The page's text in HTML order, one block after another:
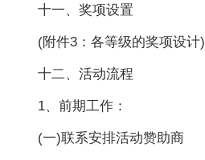
十一、奖项设置
(附件3：各等级的奖项设计)
十二、活动流程
1、前期工作：
(一)联系安排活动赞助商